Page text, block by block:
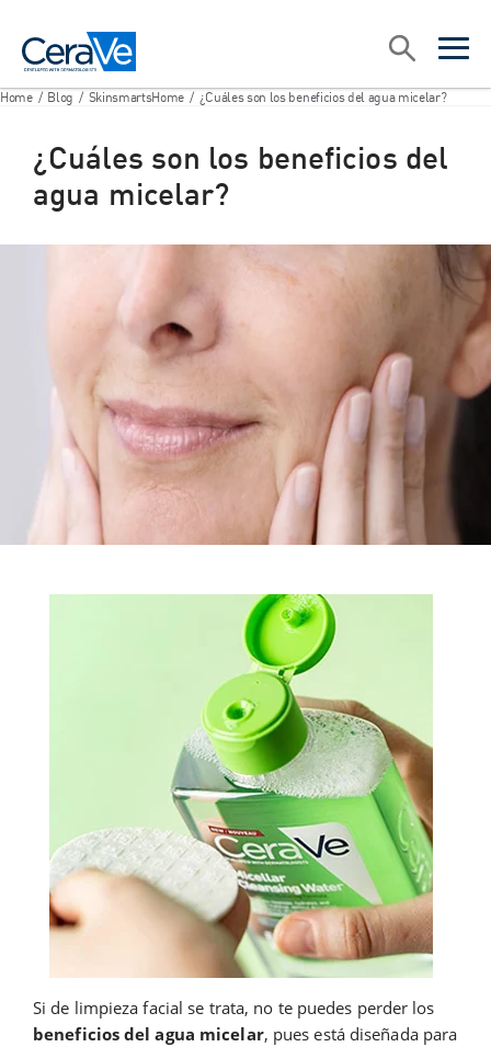
open
open
Search
Home / Blog / SkinsmartsHome / ¿Cuáles son los beneficios del agua micelar?
¿Cuáles son los beneficios del
agua micelar?
Si de limpieza facial se trata, no te puedes perder los
beneficios del agua micelar, pues está diseñada para